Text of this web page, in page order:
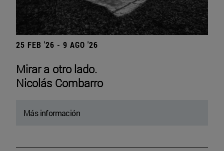
25 FEB '26 - 9 AGO '26
Mirar a otro lado.
Nicolás Combarro
Más información